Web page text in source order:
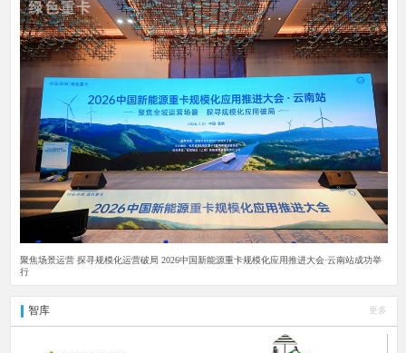
聚焦场景运营 探寻规模化运营破局 2026中国新能源重卡规模化应用推进大会·云南站成功举
行
智库 更多